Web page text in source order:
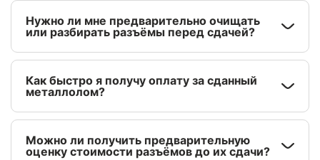
Нужно ли мне предварительно очищать
или разбирать разъёмы перед сдачей?
Как быстро я получу оплату за сданный
металлолом?
Можно ли получить предварительную
оценку стоимости разъёмов до их сдачи?